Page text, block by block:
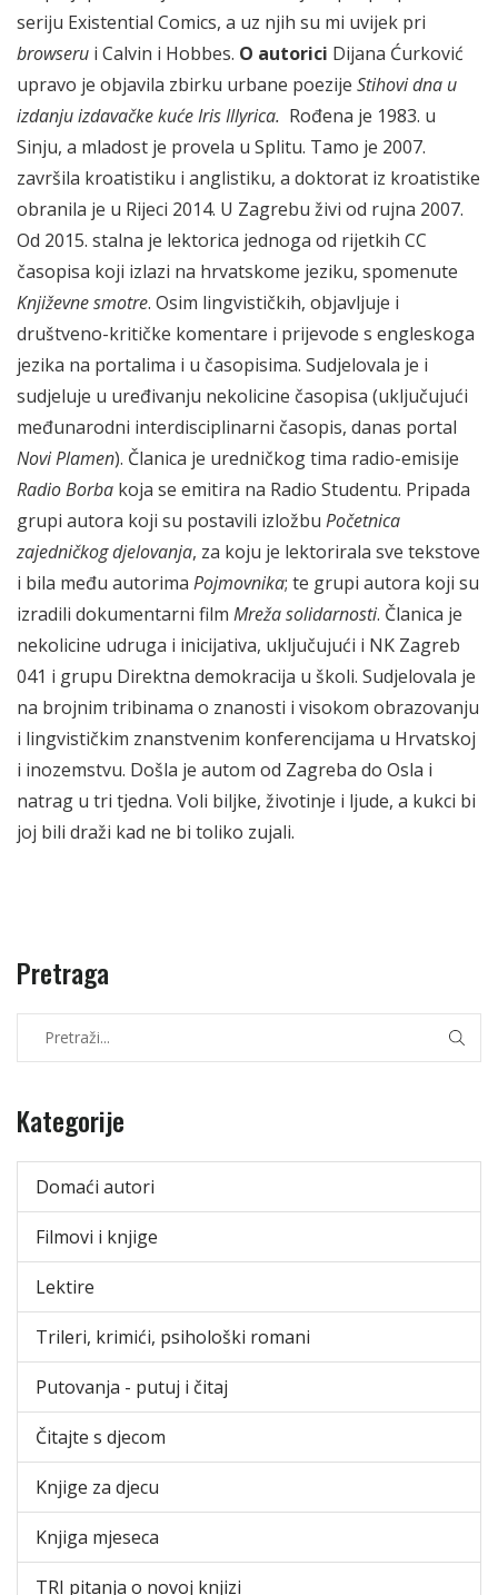
seriju Existential Comics, a uz njih su mi uvijek pri
browseru i Calvin i Hobbes. O autorici Dijana Ćurković
upravo je objavila zbirku urbane poezije Stihovi dna u
izdanju izdavačke kuće Iris Illyrica. Rođena je 1983. u
Sinju, a mladost je provela u Splitu. Tamo je 2007.
završila kroatistiku i anglistiku, a doktorat iz kroatistike
obranila je u Rijeci 2014. U Zagrebu živi od rujna 2007.
Od 2015. stalna je lektorica jednoga od rijetkih CC
časopisa koji izlazi na hrvatskome jeziku, spomenute
Književne smotre. Osim lingvističkih, objavljuje i
društveno-kritičke komentare i prijevode s engleskoga
jezika na portalima i u časopisima. Sudjelovala je i
sudjeluje u uređivanju nekolicine časopisa (uključujući
međunarodni interdisciplinarni časopis, danas portal
Novi Plamen). Članica je uredničkog tima radio-emisije
Radio Borba koja se emitira na Radio Studentu. Pripada
grupi autora koji su postavili izložbu Početnica
zajedničkog djelovanja, za koju je lektorirala sve tekstove
i bila među autorima Pojmovnika; te grupi autora koji su
izradili dokumentarni film Mreža solidarnosti. Članica je
nekolicine udruga i inicijativa, uključujući i NK Zagreb
041 i grupu Direktna demokracija u školi. Sudjelovala je
na brojnim tribinama o znanosti i visokom obrazovanju
i lingvističkim znanstvenim konferencijama u Hrvatskoj
i inozemstvu. Došla je autom od Zagreba do Osla i
natrag u tri tjedna. Voli biljke, životinje i ljude, a kukci bi
joj bili draži kad ne bi toliko zujali.
Pretraga
Kategorije
Domaći autori
Filmovi i knjige
Lektire
Trileri, krimići, psihološki romani
Putovanja - putuj i čitaj
Čitajte s djecom
Knjige za djecu
Knjiga mjeseca
TRI pitanja o novoj knjizi